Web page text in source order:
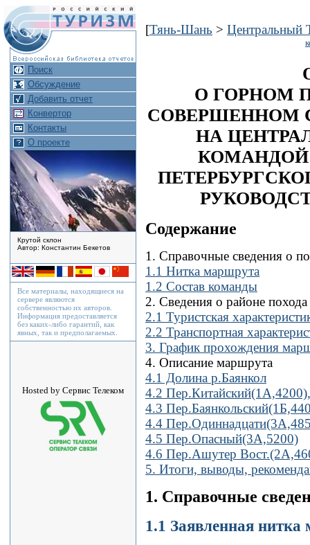
Поиск
Обсуждение
Добавить отчет
Конвертор
Контакты
О проекте
Крутой склон
Автор: Константин Бекетов
Все материалы, находящиеся на
сервере являются
собственностью их авторов.
Информация предоставляется
без каких-либо гарантий, как
явных, так и предполагаемых.
Hosted by Сервис Телеком
[Тянь-Шань > Центральный
О ГОРНОМ
СОВЕРШЕННОМ С
НА
КОМАНДОЙ
Содержание
1. Справочные сведения о
1.1 Нитка маршрута
1.2 Состав команды
2. Сведения о районе похода
2.1 Туристская
2.2 Транспортная
3. График прохождения
4. Описание маршрута
4.1 Долина р.Баянкол
4.2
4.3
4.4
4.5 Пер.Опасный(3А,5200)
4.6 Пер.Ашутер
5. Итоги, выводы,
1. Справочные
1.1 Заявленная